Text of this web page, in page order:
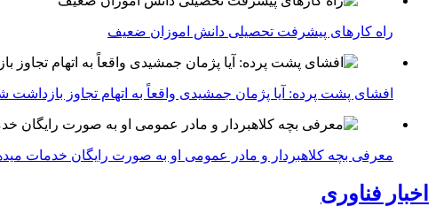
راه کارهای پیشرفت تحصیلی دانش اموزان ضعیف
افشای پشت پرده: آیا پژمان جمشیدی واقعاً به اتهام تجاوز
معرفی بچه کلاهبردار و مادر عمومی او به صورت رایگان خدمات
اخبار فناوری